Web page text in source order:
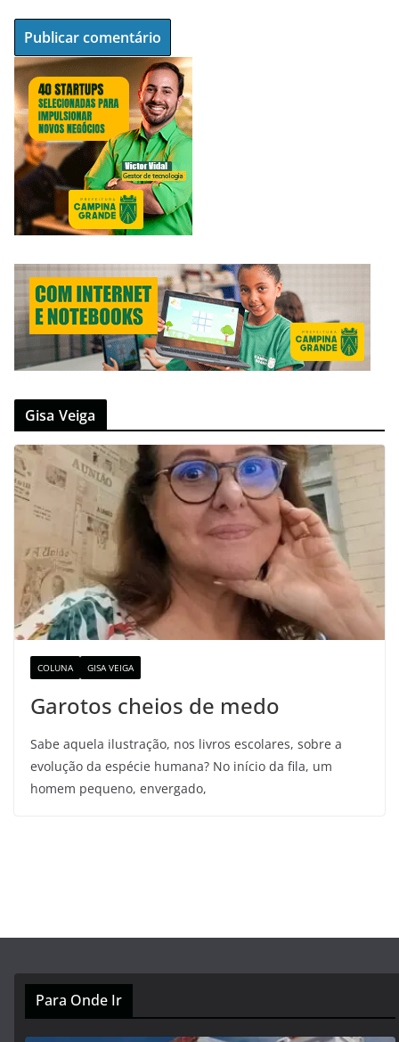
Gisa Veiga
COLUNA GISA VEIGA
Garotos cheios de medo
Sabe aquela ilustração, nos livros escolares, sobre a
evolução da espécie humana? No início da fila, um
homem pequeno, envergado,
Para Onde Ir